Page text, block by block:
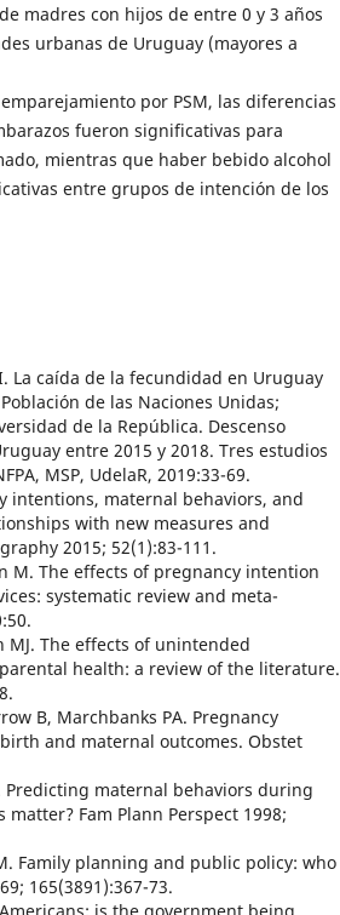
madres con hijos de entre 0 y 3 años
urbanas de Uruguay (mayores a
por PSM, las diferencias
fueron significativas para
mientras que haber bebido alcohol
entre grupos de intención de los
La caída de la fecundidad en Uruguay
de las Naciones Unidas;
de la República. Descenso
entre 2015 y 2018. Tres estudios
MSP, UdelaR, 2019:33-69.
intentions, maternal behaviors, and
with new measures and
2015; 52(1):83-111.
M. The effects of pregnancy intention
systematic review and meta-
MJ. The effects of unintended
health: a review of the literature.
B, Marchbanks PA. Pregnancy
and maternal outcomes. Obstet
Predicting maternal behaviors during
Fam Plann Perspect 1998;
Family planning and public policy: who
165(3891):367-73.